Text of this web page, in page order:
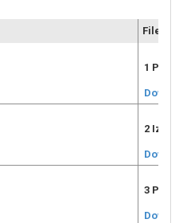
File
1
2
3